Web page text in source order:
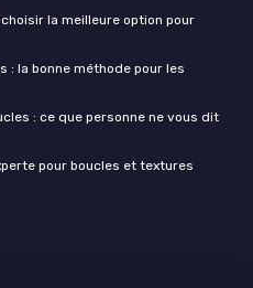
la meilleure option pour
: la bonne méthode pour les
: ce que personne ne vous dit
pour boucles et textures